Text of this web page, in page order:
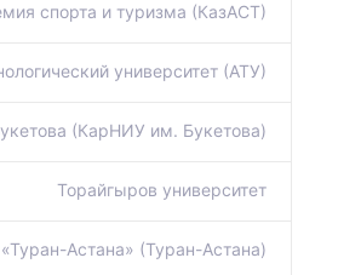
спорта и туризма (КазАСТ)
университет (АТУ)
(КарНИУ им. Букетова)
Торайгыров университет
Астана» (Туран-Астана)